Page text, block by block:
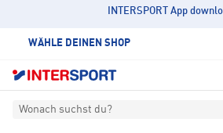
INTERSPORT App
WÄHLE DEINEN SHOP
Wonach suchst du?